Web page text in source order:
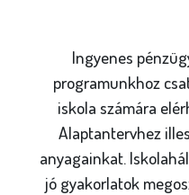
Ingyenes
programunkhoz
iskola számára
Alaptantervhez
anyagainkat.
jó gyakorlatok